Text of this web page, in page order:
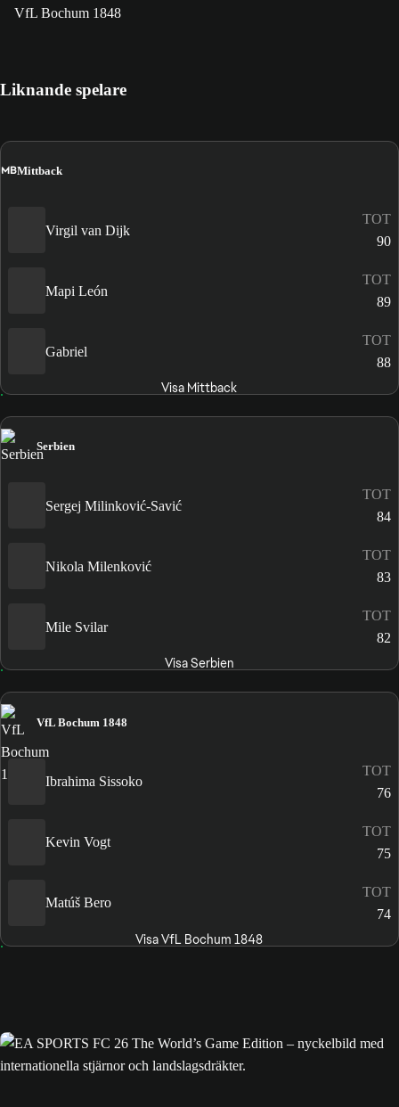
VfL Bochum 1848
Liknande spelare
MBMittback
Virgil van Dijk
TOT
90
Mapi León
TOT
89
Gabriel
TOT
88
Visa Mittback
Serbien
Sergej Milinković-Savić
TOT
84
Nikola Milenković
TOT
83
Mile Svilar
TOT
82
Visa Serbien
VfL Bochum 1848
Ibrahima Sissoko
TOT
76
Kevin Vogt
TOT
75
Matúš Bero
TOT
74
Visa VfL Bochum 1848